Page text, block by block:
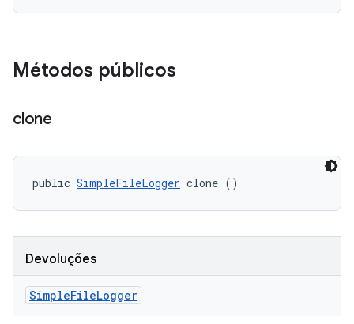
Métodos públicos
clone
public SimpleFileLogger clone ()
Devoluções
SimpleFileLogger